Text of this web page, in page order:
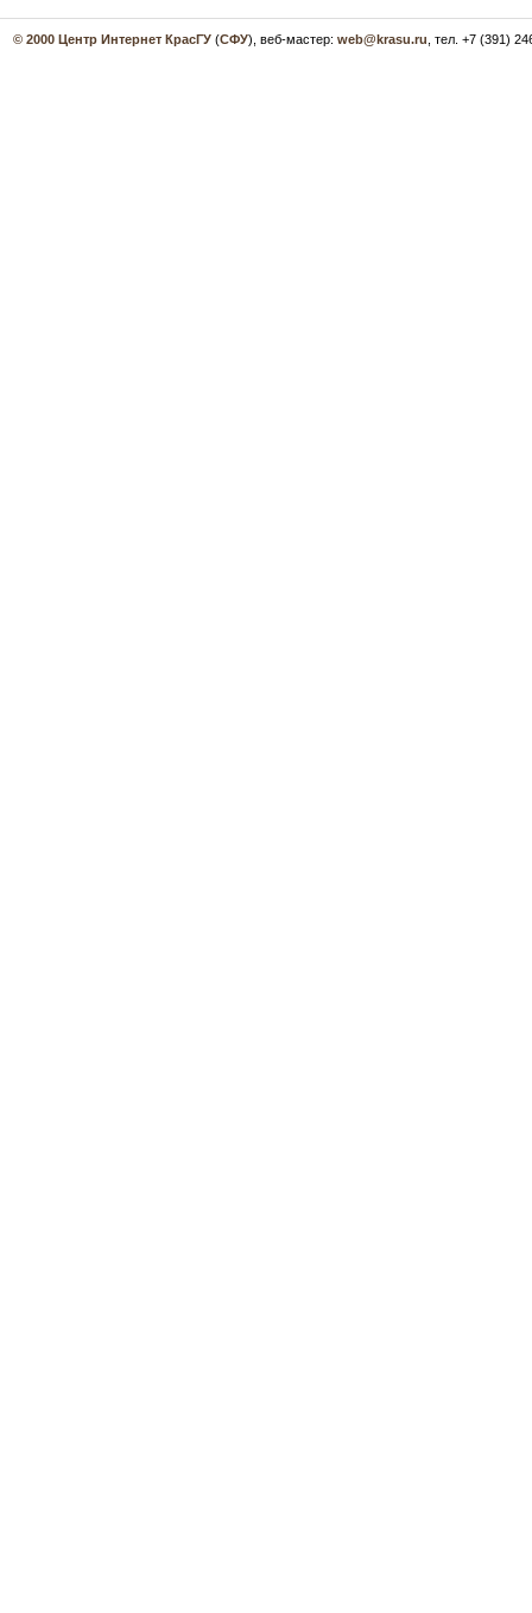
© 2000 Центр Интернет КрасГУ(СФУ), веб-мастер: web@krasu.ru , тел. +7 (391)